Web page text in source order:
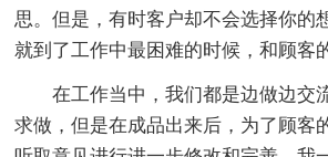
思。但是，有时客户却不会选择你的
就到了工作中最困难的时候，和顾客
在工作当中，我们都是边做边交
求做，但是在成品出来后，为了顾客